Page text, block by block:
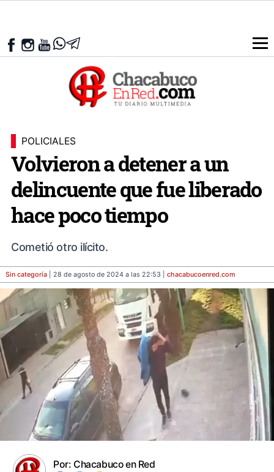
POLICIALES
Volvieron a detener a un
delincuente que fue liberado
hace poco tiempo
Cometió otro ilícito.
Sin categoría | 28 de agosto de 2024 a las 22:53 | chacabucoenred.com
Por: Chacabuco en Red